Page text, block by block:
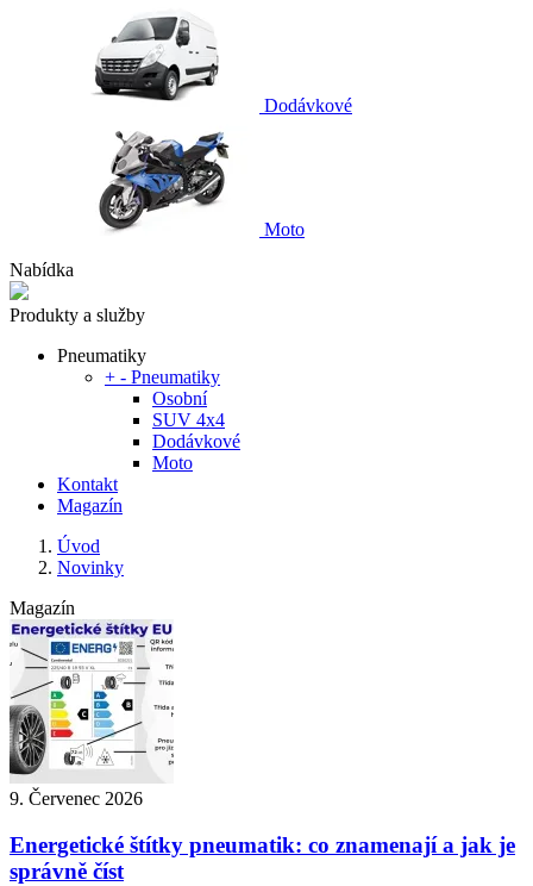
Dodávkové
Moto
Nabídka
Produkty a služby
Pneumatiky
+ - Pneumatiky
Osobní
SUV 4x4
Dodávkové
Moto
Kontakt
Magazín
Úvod
Novinky
Magazín
9. Červenec 2026
Energetické štítky pneumatik: co znamenají a jak je
správně číst